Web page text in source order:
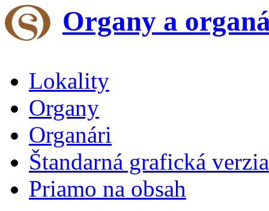
Organy a
Lokality
Organy
Organári
Štandarná grafická verzia
Priamo na obsah